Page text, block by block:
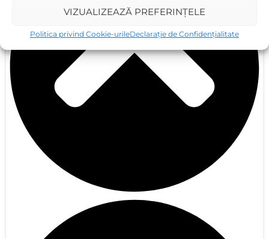
VIZUALIZEAZĂ PREFERINȚELE
Politica privind Cookie-urileDeclarație de Confidențialitate